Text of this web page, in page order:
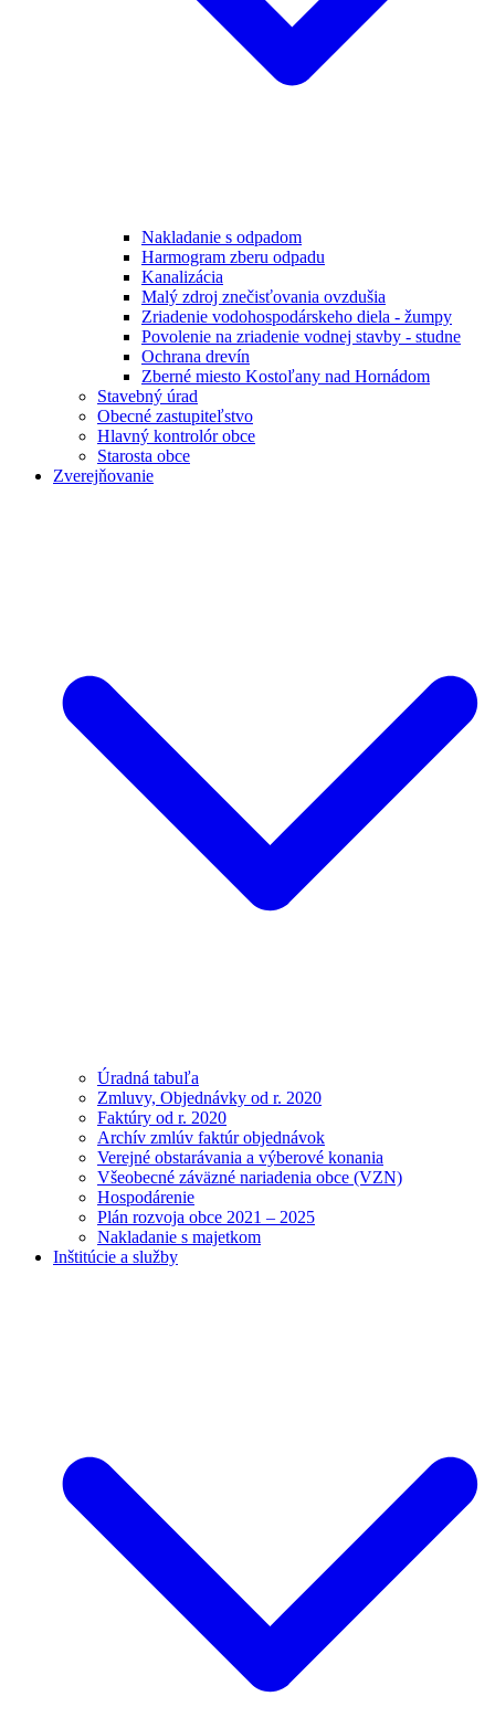
Nakladanie s odpadom
Harmogram zberu odpadu
Kanalizácia
Malý zdroj znečisťovania ovzdušia
Zriadenie vodohospodárskeho diela - žumpy
Povolenie na zriadenie vodnej stavby - studne
Ochrana drevín
Zberné miesto Kostoľany nad Hornádom
Stavebný úrad
Obecné zastupiteľstvo
Hlavný kontrolór obce
Starosta obce
Zverejňovanie
Úradná tabuľa
Zmluvy, Objednávky od r. 2020
Faktúry od r. 2020
Archív zmlúv faktúr objednávok
Verejné obstarávania a výberové konania
Všeobecné záväzné nariadenia obce (VZN)
Hospodárenie
Plán rozvoja obce 2021 – 2025
Nakladanie s majetkom
Inštitúcie a služby